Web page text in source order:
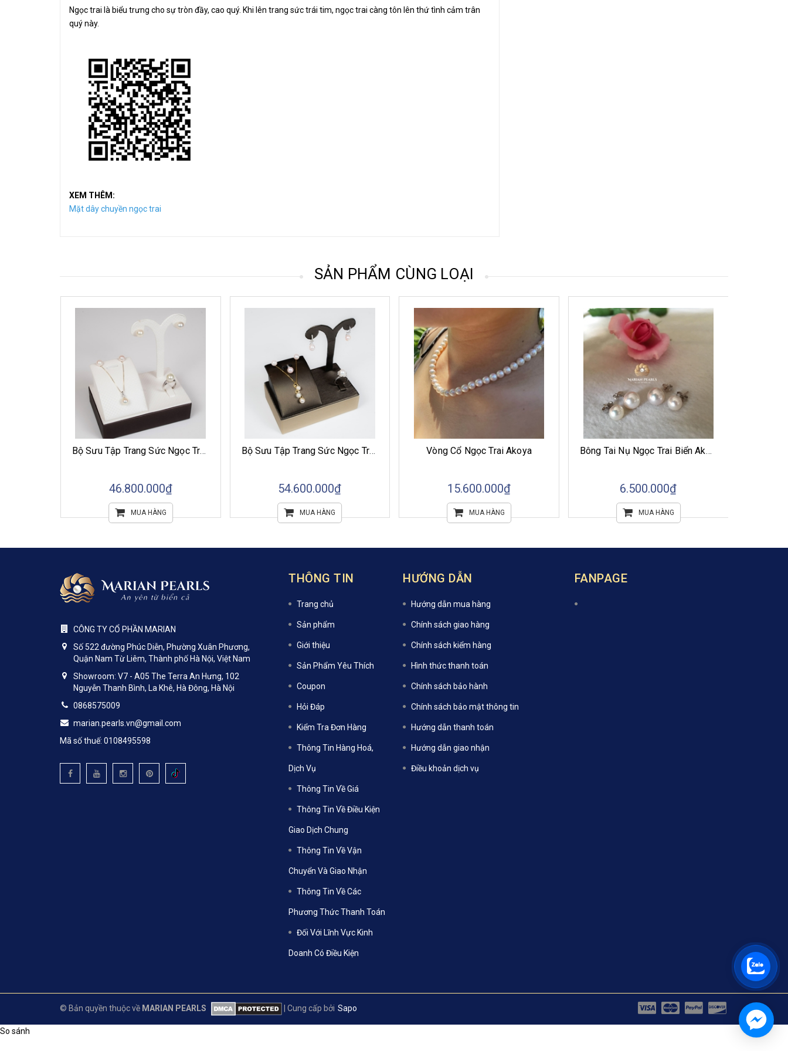
Ngọc trai là biểu trưng cho sự tròn đầy, cao quý. Khi lên trang sức trái tim, ngọc trai càng tôn lên thứ tình cảm trân
quý này.
XEM THÊM:
Mặt dây chuyền ngọc trai
SẢN PHẨM CÙNG LOẠI
Bộ Sưu Tập Trang Sức Ngọc Trai Akoya Tinh Hoa Ánh Ngọc
46.800.000₫
MUA HÀNG
Bộ Sưu Tập Trang Sức Ngọc Trai Akoya Ánh Sáng Biển Khơi
54.600.000₫
MUA HÀNG
Vòng Cổ Ngọc Trai Akoya
15.600.000₫
MUA HÀNG
Bông Tai Nụ Ngọc Trai Biển Akoya
6.500.000₫
MUA HÀNG
CÔNG TY CỔ PHẦN MARIAN
Số 522 đường Phúc Diễn, Phường Xuân Phương,
Quận Nam Từ Liêm, Thành phố Hà Nội, Việt Nam
Showroom: V7 - A05 The Terra An Hưng, 102
Nguyễn Thanh Bình, La Khê, Hà Đông, Hà Nội
0868575009
marian.pearls.vn@gmail.com
Mã số thuế: 0108495598
THÔNG TIN
Trang chủ
Sản phẩm
Giới thiệu
Sản Phẩm Yêu Thích
Coupon
Hỏi Đáp
Kiểm Tra Đơn Hàng
Thông Tin Hàng Hoá,
Dịch Vụ
Thông Tin Về Giá
Thông Tin Về Điều Kiện
Giao Dịch Chung
Thông Tin Về Vận
Chuyển Và Giao Nhận
Thông Tin Về Các
Phương Thức Thanh Toán
Đối Với Lĩnh Vực Kinh
Doanh Có Điều Kiện
HƯỚNG DẪN
Hướng dẫn mua hàng
Chính sách giao hàng
Chính sách kiểm hàng
Hình thức thanh toán
Chính sách bảo hành
Chính sách bảo mật thông tin
Hướng dẫn thanh toán
Hướng dẫn giao nhận
Điều khoản dịch vụ
FANPAGE
© Bản quyền thuộc về MARIAN PEARLS | Cung cấp bởi Sapo
So sánh